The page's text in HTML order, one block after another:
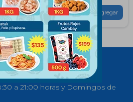
- +
a 21:00 horas y Domingos de